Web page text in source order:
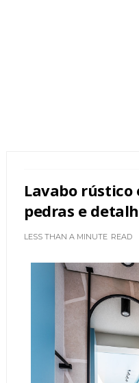
Lavabo rústico
pedras e
LESS THAN A MINUTE READ